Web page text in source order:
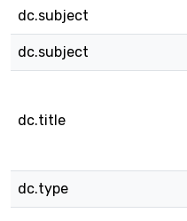
dc.subject
dc.subject
dc.title
dc.type